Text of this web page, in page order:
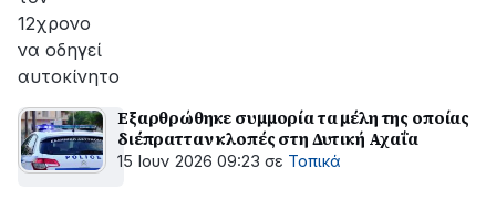
12χρονο
να οδηγεί
αυτοκίνητο
Εξαρθρώθηκε συμμορία τα μέλη της οποίας
διέπρατταν κλοπές στη Δυτική Αχαΐα
15 Ιουν 2026 09:23 σε Τοπικά